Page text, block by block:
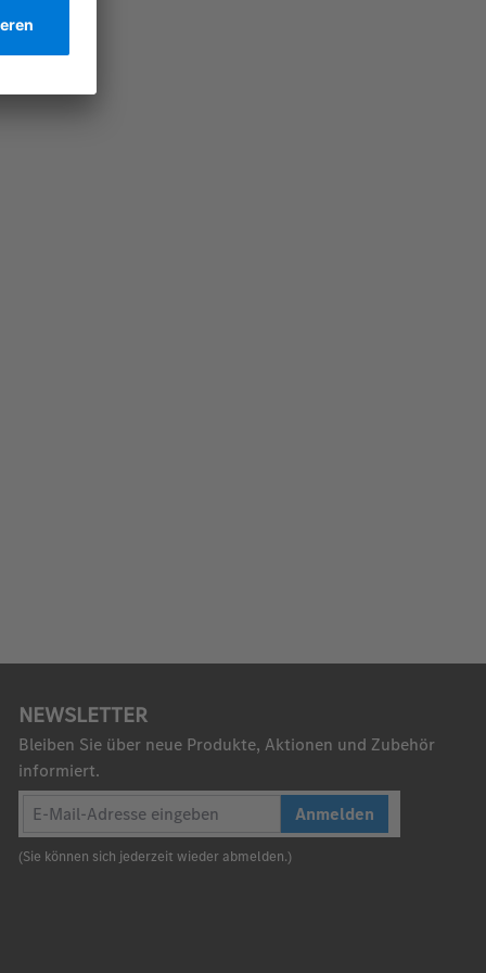
NEWSLETTER
Bleiben Sie über neue Produkte, Aktionen und Zubehör
informiert.
Anmelden
(Sie können sich jederzeit wieder abmelden.)